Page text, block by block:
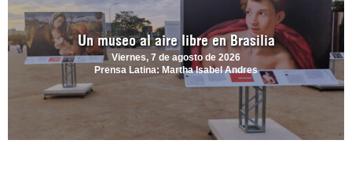
Un museo al aire libre en Brasilia
Viernes, 7 de agosto de 2026
Prensa Latina: Martha Isabel Andres